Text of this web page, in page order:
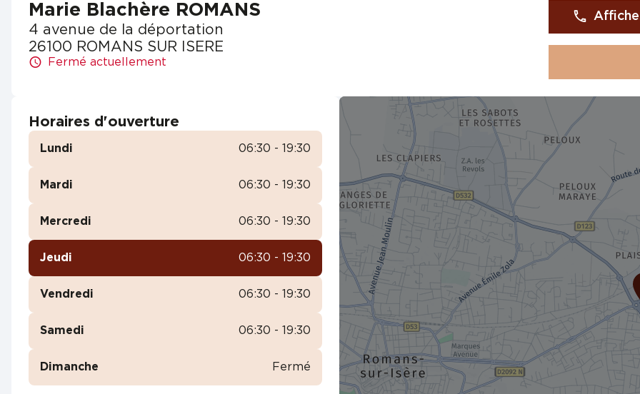
Marie Blachère ROMANS
4 avenue de la déportation
26100 ROMANS SUR ISERE
Fermé actuellement
Horaires d'ouverture
Lundi 06:30 - 19:30
Mardi 06:30 - 19:30
Mercredi 06:30 - 19:30
Jeudi 06:30 - 19:30
Vendredi 06:30 - 19:30
Samedi 06:30 - 19:30
Dimanche Fermé